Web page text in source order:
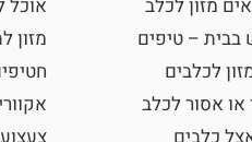
מזון לכלב
בבית – טיפים
לכלבים
אסור לכלב
אוכל
מזון